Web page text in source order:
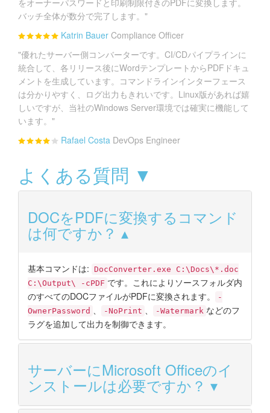
バッチ全体が数分で完了します。"
Katrin Bauer Compliance Officer
"優れたサーバー側コンバーターです。CI/CDパイプラインに
統合して、各リリース後にWordテンプレートからPDFドキュ
メントを生成しています。コマンドラインインターフェース
は分かりやすく、ログ出力もきれいです。Linux版があれば嬉
しいですが、当社のWindows Server環境では確実に機能して
います。"
Rafael Costa DevOps Engineer
よくある質問 ▼
DOCをPDFに変換するコマンド
は何ですか？
基本コマンドは: DocConverter.exe C:\Docs\*.doc
C:\Output\ -cPDF です。これによりソースフォルダ内
のすべてのDOCファイルがPDFに変換されます。
-
OwnerPassword
-NoPrint -Watermark などのフ
ラグを追加して出力を制御できます。
サーバーにMicrosoft Officeのイ
ンストールは必要ですか？